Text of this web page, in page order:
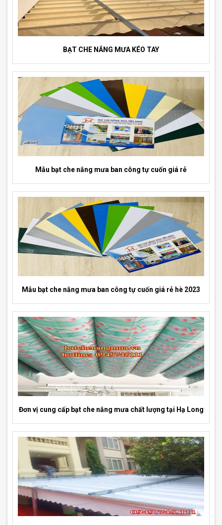
BẠT CHE NẮNG MƯA KÉO TAY
Mẫu bạt che nắng mưa ban công tự cuốn giá rẻ
Mẫu bạt che nắng mưa ban công tự cuốn giá rẻ hè 2023
Đơn vị cung cấp bạt che nắng mưa chất lượng tại Hạ Long